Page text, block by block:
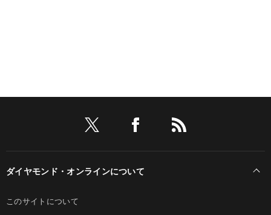
ダイヤモンド・オンラインについて
このサイトについて